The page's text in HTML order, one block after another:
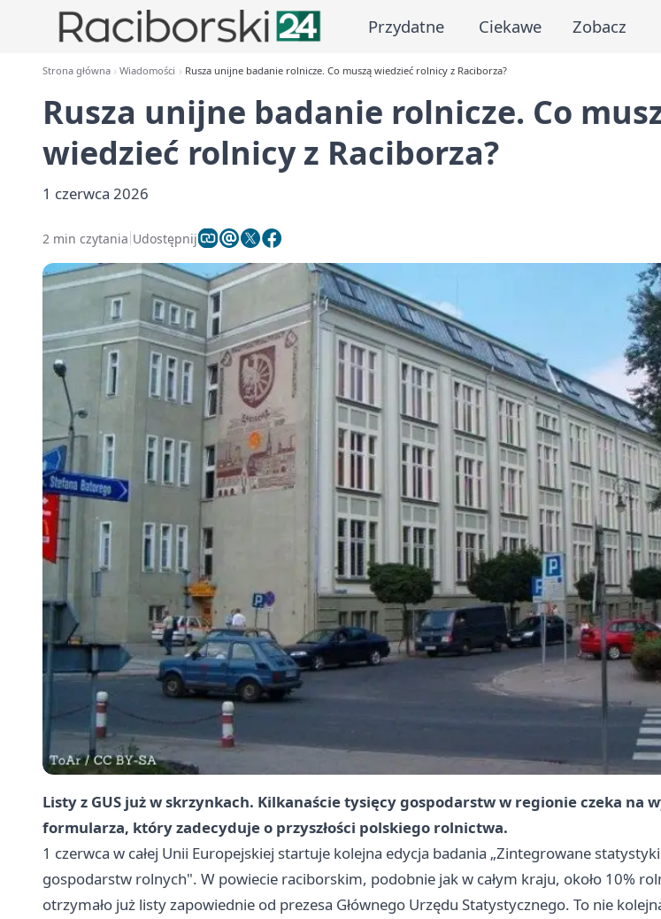
Przydatne Ciekawe Zobacz
Strona główna Wiadomości Rusza unijne badanie rolnicze. Co muszą wiedzieć rolnicy z Raciborza?
Rusza unijne badanie rolnicze. Co
wiedzieć rolnicy z Raciborza?
1 czerwca 2026
2 min czytania Udostępnij
Listy z GUS już w skrzynkach. Kilkanaście tysięcy gospodarstw w regionie czeka na
formularza, który zadecyduje o przyszłości polskiego rolnictwa.
1 czerwca w całej Unii Europejskiej startuje kolejna edycja badania „Zintegrowane
gospodarstw rolnych". W powiecie raciborskim, podobnie jak w całym kraju, około 10%
otrzymało już listy zapowiednie od prezesa Głównego Urzędu Statystycznego. To nie